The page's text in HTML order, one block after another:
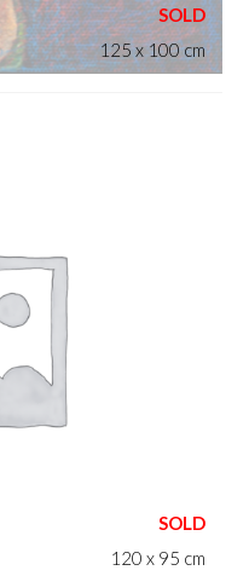
125 x 100 cm
120 x 95 cm